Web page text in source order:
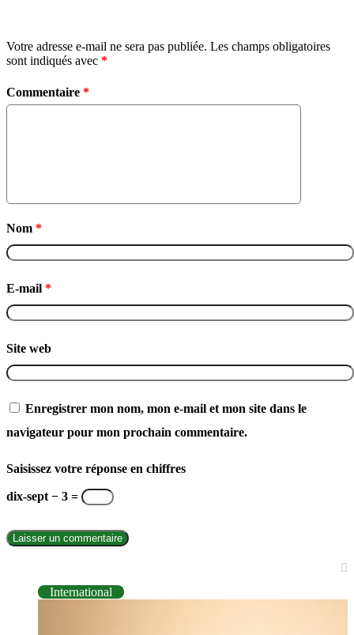
Votre adresse e-mail ne sera pas publiée. Les champs obligatoires
sont indiqués avec *
Commentaire *
Nom *
E-mail *
Site web
Enregistrer mon nom, mon e-mail et mon site dans le
navigateur pour mon prochain commentaire.
Saisissez votre réponse en chiffres
dix-sept − 3 =
International